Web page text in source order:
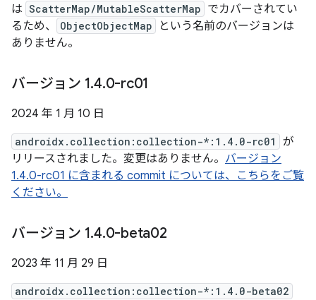
は ScatterMap/MutableScatterMap でカバーされてい
るため、
ObjectObjectMap
という名前のバージョンは
ありません。
バージョン 1.4.0-rc01
2024 年 1 月 10 日
androidx.collection:collection-*:1.4.0-rc01
が
リリースされました。変更はありません。 バージョン
1.4.0-rc01 に含まれる commit については、こちらをご覧
ください。
バージョン 1.4.0-beta02
2023 年 11 月 29 日
androidx.collection:collection-*:1.4.0-beta02